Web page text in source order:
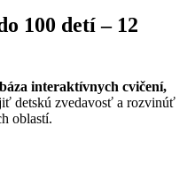
100 detí – 12
interaktívnych cvičení,
detskú zvedavosť a rozvinúť
oblastí.